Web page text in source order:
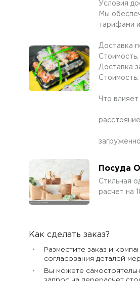
Условия
Мы
тарифами
Доставка
Доставка
Что влияет
Посуда
Стильная
расчет на
Как сделать заказ?
Разместите заказ и
согласования деталей
Вы можете